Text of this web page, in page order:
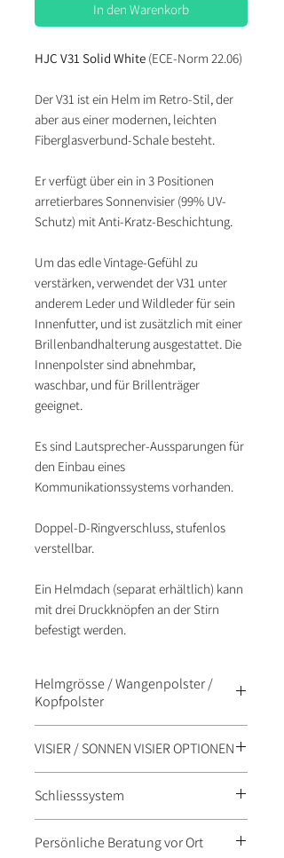
In den Warenkorb
HJC V31 Solid White (ECE-Norm 22.06)
Der V31 ist ein Helm im Retro-Stil, der
aber aus einer modernen, leichten
Fiberglasverbund-Schale besteht.
Er verfügt über ein in 3 Positionen
arretierbares Sonnenvisier (99% UV-
Schutz) mit Anti-Kratz-Beschichtung.
Um das edle Vintage-Gefühl zu
verstärken, verwendet der V31 unter
anderem Leder und Wildleder für sein
Innenfutter, und ist zusätzlich mit einer
Brillenbandhalterung ausgestattet. Die
Innenpolster sind abnehmbar,
waschbar, und für Brillenträger
geeignet.
Es sind Lautsprecher-Aussparungen für
den Einbau eines
Kommunikationssystems vorhanden.
Doppel-D-Ringverschluss, stufenlos
verstellbar.
Ein Helmdach (separat erhältlich) kann
mit drei Druckknöpfen an der Stirn
befestigt werden.
Helmgrösse / Wangenpolster /
Kopfpolster
Grösse
Wangenpolster
XS 54-55
S 55-56 20
VISIER / SONNEN VISIER OPTIONEN
Schliesssystem
Persönliche Beratung vor Ort